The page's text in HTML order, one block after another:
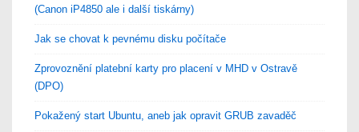
(Canon iP4850 ale i další tiskárny)
Jak se chovat k pevnému disku počítače
Zprovoznění platební karty pro placení v MHD v Ostravě
(DPO)
Pokažený start Ubuntu, aneb jak opravit GRUB zavaděč